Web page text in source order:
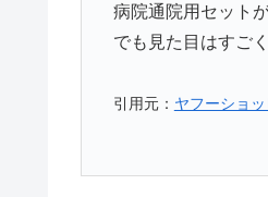
病院通院用セット
でも見た目はすご
引用元： ヤフーショ